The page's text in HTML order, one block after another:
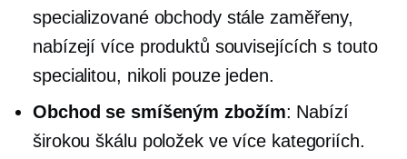
specializované obchody stále zaměřeny,
nabízejí více produktů souvisejících s touto
specialitou, nikoli pouze jeden.
Obchod se smíšeným zbožím: Nabízí
širokou škálu položek ve více kategoriích.